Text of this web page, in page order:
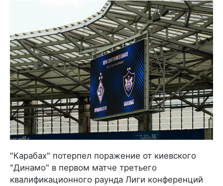
"Карабах" потерпел поражение от киевского
"Динамо" в первом матче третьего
квалификационного раунда Лиги конференций